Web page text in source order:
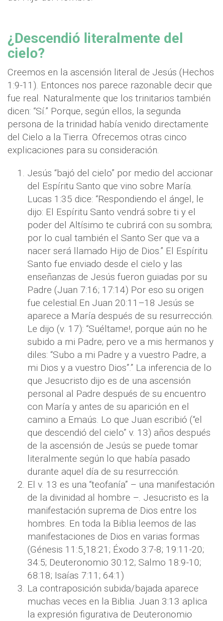
¿Descendió literalmente del
cielo?
Creemos en la ascensión literal de Jesús (Hechos
1:9-11). Entonces nos parece razonable decir que
fue real. Naturalmente que los trinitarios también
dicen: “Sí.” Porque, según ellos, la segunda
persona de la trinidad había venido directamente
del Cielo a la Tierra. Ofrecemos otras cinco
explicaciones para su consideración.
Jesús “bajó del cielo” por medio del accionar
del Espíritu Santo que vino sobre María.
Lucas 1:35 dice: “Respondiendo el ángel, le
dijo: El Espíritu Santo vendrá sobre ti y el
poder del Altísimo te cubrirá con su sombra;
por lo cual también el Santo Ser que va a
nacer será llamado Hijo de Dios.” El Espíritu
Santo fue enviado desde el cielo y las
enseñanzas de Jesús fueron guiadas por su
Padre (Juan 7:16; 17:14) Por eso su origen
fue celestial.En Juan 20:11–18 Jesús se
aparece a María después de su resurrección.
Le dijo (v. 17): “Suéltame!, porque aún no he
subido a mi Padre; pero ve a mis hermanos y
diles: “Subo a mi Padre y a vuestro Padre, a
mi Dios y a vuestro Dios”.” La inferencia de lo
que Jesucristo dijo es de una ascensión
personal al Padre después de su encuentro
con María y antes de su aparición en el
camino a Emaús. Lo que Juan escribió (“el
que descendió del cielo” v. 13) años después
de la ascensión de Jesús se puede tomar
literalmente según lo que había pasado
durante aquel día de su resurrección.
El v. 13 es una “teofanía” – una manifestación
de la divinidad al hombre –. Jesucristo es la
manifestación suprema de Dios entre los
hombres. En toda la Biblia leemos de las
manifestaciones de Dios en varias formas
(Génesis 11:5¸18:21; Éxodo 3:7-8; 19:11-20;
34:5; Deuteronomio 30:12; Salmo 18:9-10;
68:18; Isaías 7:11; 64:1)
La contraposición subida/bajada aparece
muchas veces en la Biblia. Juan 3:13 aplica
la expresión figurativa de Deuteronomio